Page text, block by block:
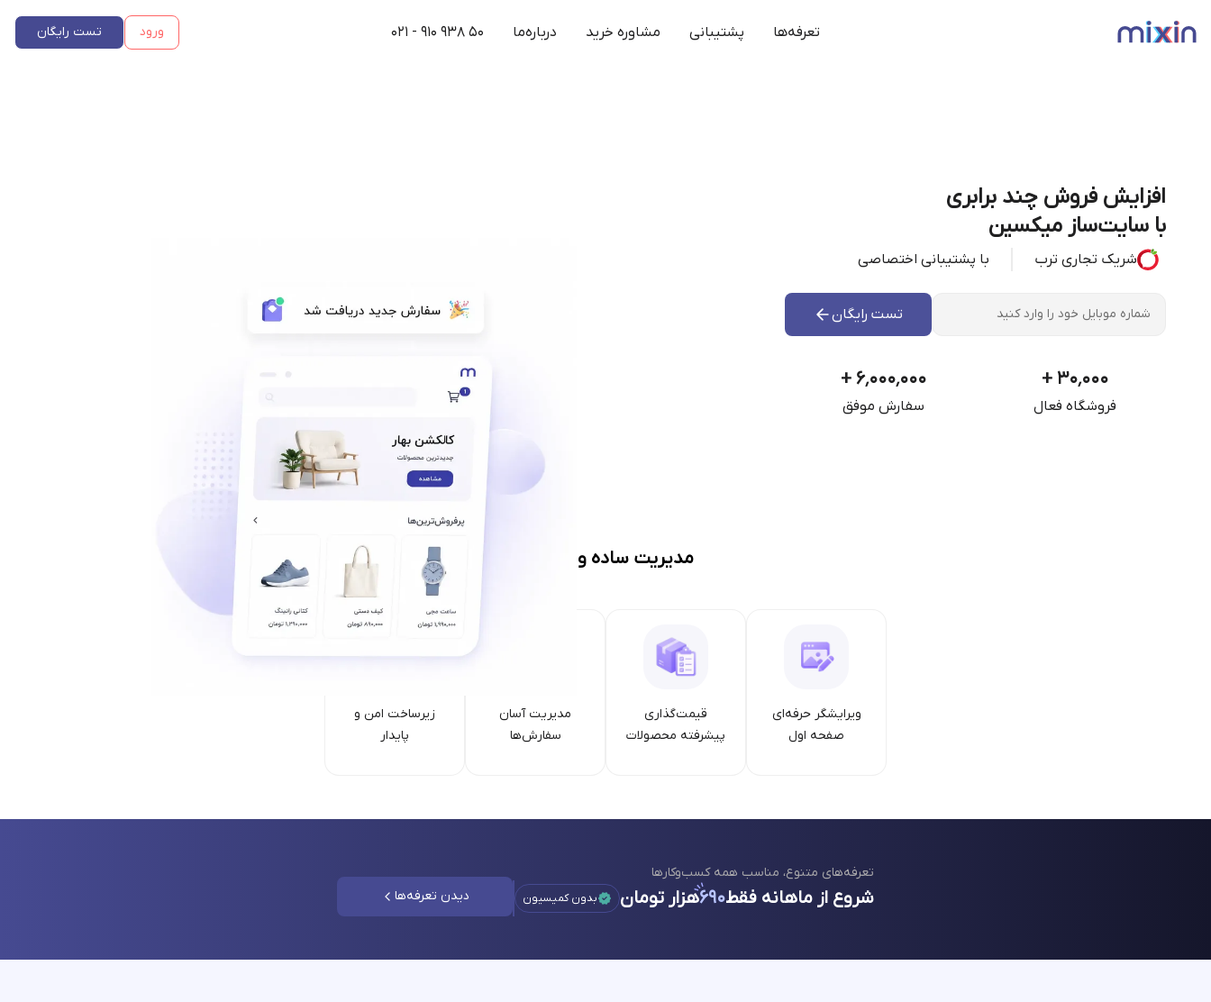
تعرفه‌ها پشتیبانی مشاوره خرید درباره‌ما ۰۲۱ - ۹۱۰ ۹۳۸ ۵۰ ورود تست رایگان
افزایش فروش چند برابری
با سایت‌ساز میکسین
شریک تجاری ترب با پشتیبانی اختصاصی
تست رایگان
۳۰٬۰۰۰ +
فروشگاه فعال
۶٬۰۰۰٬۰۰۰ +
سفارش موفق
مدیریت ساده و حرفه‌ای
ویرایشگر حرفه‌ای
صفحه اول
قیمت‌گذاری
پیشرفته محصولات
مدیریت آسان
سفارش‌ها
زیرساخت امن‌ و
پایدار
تعرفه‌های متنوع، مناسب همه کسب‌وکارها
شروع از ماهانه فقط۶۹۰هزار تومان بدون کمیسیون دیدن تعرفه‌ها